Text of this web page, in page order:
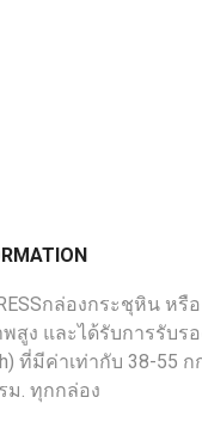
กล่องกระชุหิน ห
ง และได้รับการรับร
ที่มีค่าเท่ากับ 38-55
ม. ทุกกล่อง